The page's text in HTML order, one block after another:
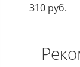
310 руб.